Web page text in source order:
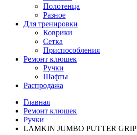
Полотенца
Разное
Для тренировки
Коврики
Сетка
Приспособления
Ремонт клюшек
Ручки
Шафты
Распродажа
Главная
Ремонт клюшек
Ручки
LAMKIN JUMBO PUTTER GRIP